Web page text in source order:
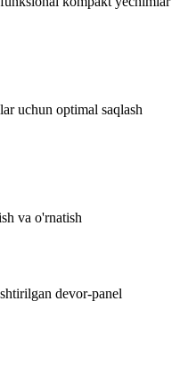
uchun optimal saqlash
va o'rnatish
devor-panel